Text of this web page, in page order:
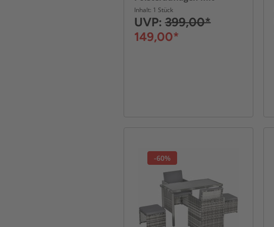
platzsparendem
Würfelsystem - Schwarz
Inhalt: 1 Stück
UVP:399,00*
149,00*
-60%